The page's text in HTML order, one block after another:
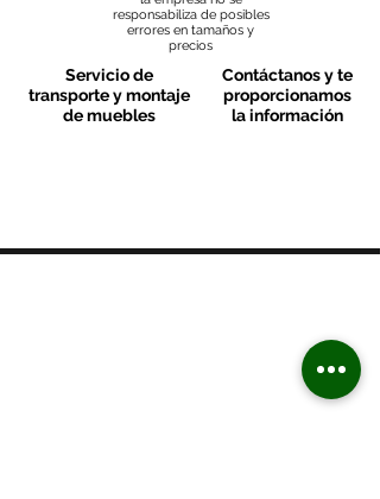
responsabiliza de posibles
errores en tamaños y
precios
Servicio de
transporte y montaje
de muebles
Contáctanos y te
proporcionamos
la información